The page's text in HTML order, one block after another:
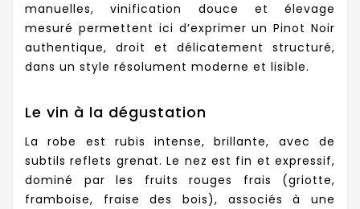
manuelles, vinification douce et élevage
mesuré permettent ici d’exprimer un Pinot Noir
authentique, droit et délicatement structuré,
dans un style résolument moderne et lisible.
Le vin à la dégustation
La robe est rubis intense, brillante, avec de
subtils reflets grenat. Le nez est fin et expressif,
dominé par les fruits rouges frais (griotte,
framboise, fraise des bois), associés à une